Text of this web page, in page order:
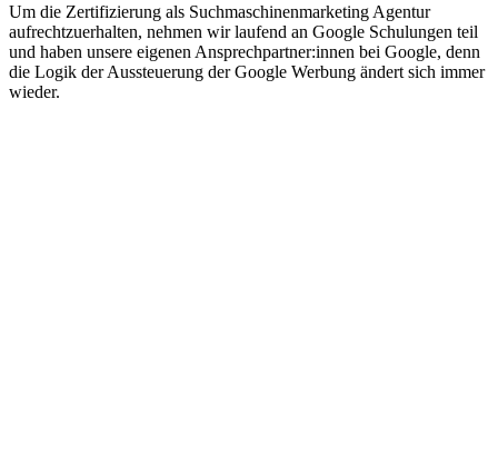
Um die Zertifizierung als Suchmaschinenmarketing Agentur
aufrechtzuerhalten, nehmen wir laufend an Google Schulungen teil
und haben unsere eigenen Ansprechpartner:innen bei Google, denn
die Logik der Aussteuerung der Google Werbung ändert sich immer
wieder.